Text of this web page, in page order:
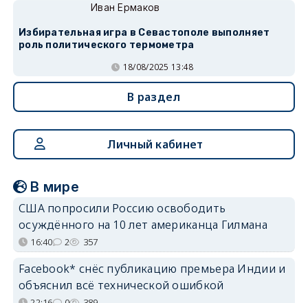
Иван Ермаков
Избирательная игра в Севастополе выполняет
роль политического термометра
18/08/2025 13:48
В раздел
Личный кабинет
В мире
США попросили Россию освободить
осуждённого на 10 лет американца Гилмана
16:40 2 357
Facebook* снёс публикацию премьера Индии и
объяснил всё технической ошибкой